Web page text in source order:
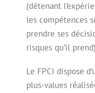
(détenant
les compétences
prendre ses
risques qu’il
Le FPCI dispose
plus-values